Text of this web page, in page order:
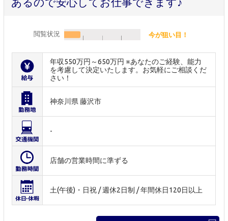
閲覧状況 今が狙い目！
年収550万円～650万円 ※あなたのご経験、能力
を考慮して決定いたします。お気軽にご相談くだ
さい！
神奈川県 藤沢市
-
店舗の営業時間に準ずる
土(午後)・日祝 / 週休2日制 / 年間休日120日以上